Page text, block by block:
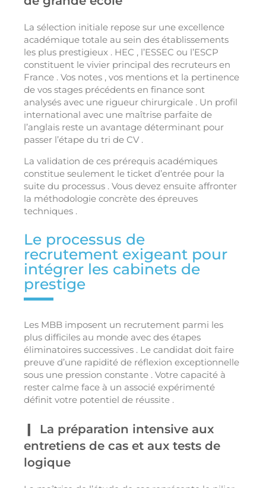
La sélection initiale repose sur une excellence
académique totale au sein des établissements
les plus prestigieux . HEC , l’ESSEC ou l’ESCP
constituent le vivier principal des recruteurs en
France . Vos notes , vos mentions et la pertinence
de vos stages précédents en finance sont
analysés avec une rigueur chirurgicale . Un profil
international avec une maîtrise parfaite de
l’anglais reste un avantage déterminant pour
passer l’étape du tri de CV .
La validation de ces prérequis académiques
constitue seulement le ticket d’entrée pour la
suite du processus . Vous devez ensuite affronter
la méthodologie concrète des épreuves
techniques .
Le processus de
recrutement exigeant pour
intégrer les cabinets de
prestige
Les MBB imposent un recrutement parmi les
plus difficiles au monde avec des étapes
éliminatoires successives . Le candidat doit faire
preuve d’une rapidité de réflexion exceptionnelle
sous une pression constante . Votre capacité à
rester calme face à un associé expérimenté
définit votre potentiel de réussite .
La préparation intensive aux
entretiens de cas et aux tests de
logique